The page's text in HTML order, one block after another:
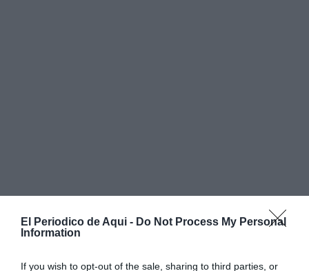
El Periodico de Aqui - Do Not Process My Personal
Information
If you wish to opt-out of the sale, sharing to third parties, or